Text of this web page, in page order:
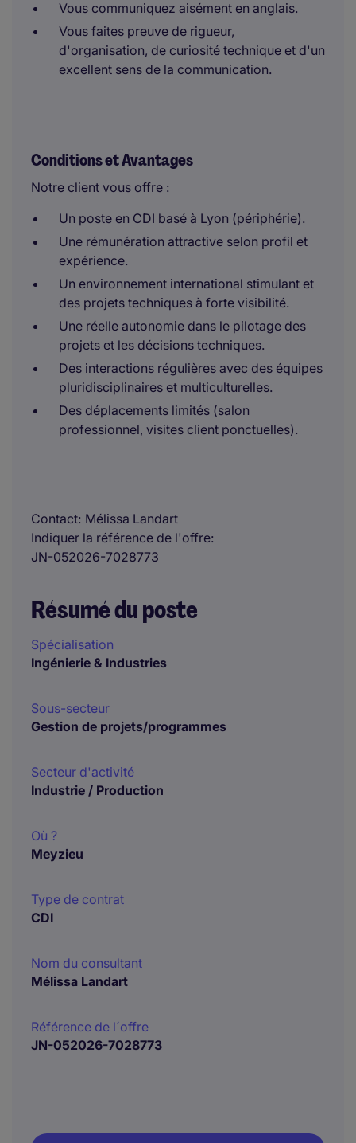
Vous communiquez aisément en anglais.
Vous faites preuve de rigueur,
d'organisation, de curiosité technique et d'un
excellent sens de la communication.
Conditions et Avantages
Notre client vous offre :
Un poste en CDI basé à Lyon (périphérie).
Une rémunération attractive selon profil et
expérience.
Un environnement international stimulant et
des projets techniques à forte visibilité.
Une réelle autonomie dans le pilotage des
projets et les décisions techniques.
Des interactions régulières avec des équipes
pluridisciplinaires et multiculturelles.
Des déplacements limités (salon
professionnel, visites client ponctuelles).
Contact Mélissa Landart
Indiquer la référence de l'offre
JN-052026-7028773
Résumé du poste
Spécialisation
Ingénierie & Industries
Sous-secteur
Gestion de projets/programmes
Secteur d'activité
Industrie / Production
Où ?
Meyzieu
Type de contrat
CDI
Nom du consultant
Mélissa Landart
Référence de l´offre
JN-052026-7028773